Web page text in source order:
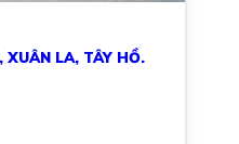
XUÂN LA, TÂY HỒ.